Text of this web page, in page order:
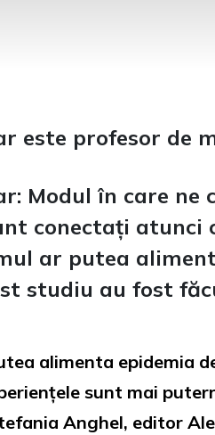
este profesor de
Modul în care ne
conectați
ar putea
studiu au fost
alimenta epidemia
sunt mai
Anghel, editor